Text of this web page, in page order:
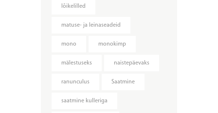
lõikelilled
matuse- ja leinaseadeid
mono monokimp
mälestuseks naistepäevaks
ranunculus Saatmine
saatmine kulleriga